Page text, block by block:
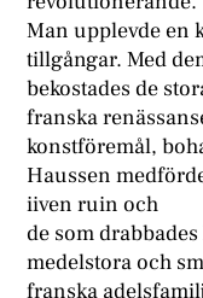
Man upplevde en
tillgångar. Med
bekostades de
franska
konstföremål,
Haussen
iiven ruin och
de som
medelstora och
franska